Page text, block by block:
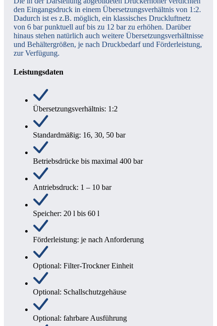
den Eingangsdruck in einem Übersetzungsverhältnis von 1:2.
Dadurch ist es z.B. möglich, ein klassisches Druckluftnetz
von 6 bar punktuell auf bis zu 12 bar zu erhöhen. Darüber
hinaus stehen natürlich auch weitere Übersetzungsverhältnisse
und Behältergrößen, je nach Druckbedarf und Förderleistung,
zur Verfügung.
Leistungsdaten
Übersetzungsverhältnis: 1:2
Standardmäßig: 16, 30, 50 bar
Betriebsdrücke bis maximal 400 bar
Antriebsdruck: 1 – 10 bar
Speicher: 20 l bis 60 l
Förderleistung: je nach Anforderung
Optional: Filter-Trockner Einheit
Optional: Schallschutzgehäuse
Optional: fahrbare Ausführung